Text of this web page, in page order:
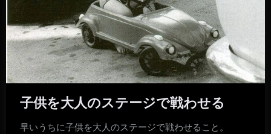
子供を大人のステージで戦わせる
早いうちに子供を大人のステージで戦わせること。